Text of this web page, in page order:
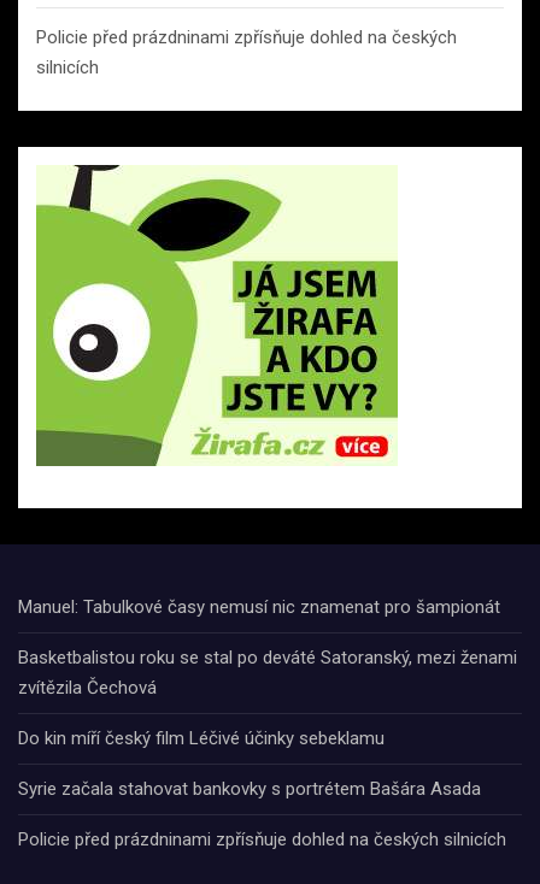
Policie před prázdninami zpřísňuje dohled na českých
silnicích
Manuel: Tabulkové časy nemusí nic znamenat pro šampionát
Basketbalistou roku se stal po deváté Satoranský, mezi ženami
zvítězila Čechová
Do kin míří český film Léčivé účinky sebeklamu
Syrie začala stahovat bankovky s portrétem Bašára Asada
Policie před prázdninami zpřísňuje dohled na českých silnicích